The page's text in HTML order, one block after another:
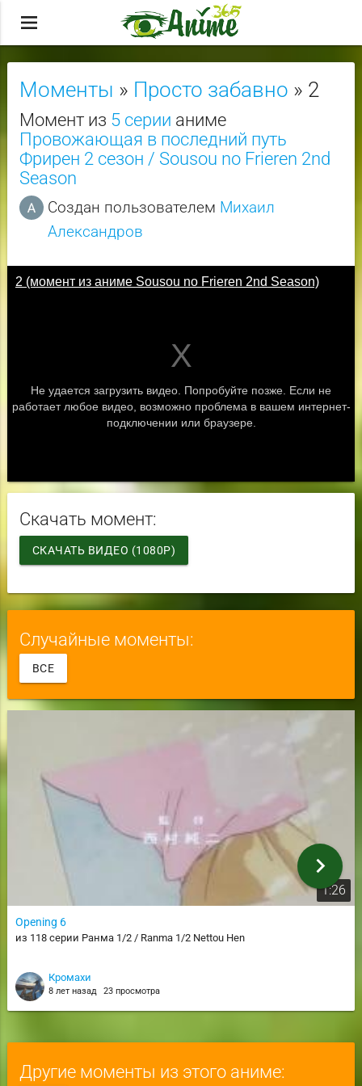
menu
Моменты » Просто забавно » 2
Момент из 5 серии аниме
Провожающая в последний путь
Фрирен 2 сезон / Sousou no Frieren 2nd
Season
Создан пользователем Михаил
Александров
Скачать момент:
СКАЧАТЬ ВИДЕО (1080P)
Случайные моменты:
ВСЕ
1:26
Opening 6
из 118 серии Ранма 1/2 / Ranma 1/2 Nettou Hen
Кромахи
8 лет назад 23 просмотра
chevron_right
Другие моменты из этого аниме: